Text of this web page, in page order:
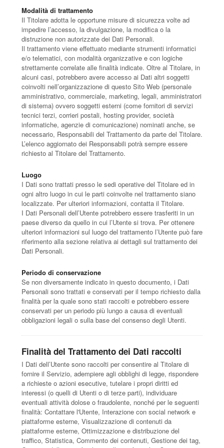
Modalità di trattamento
Il Titolare adotta le opportune misure di sicurezza volte ad
impedire l’accesso, la divulgazione, la modifica o la
distruzione non autorizzate dei Dati Personali.
Il trattamento viene effettuato mediante strumenti informatici
e/o telematici, con modalità organizzative e con logiche
strettamente correlate alle finalità indicate. Oltre al Titolare, in
alcuni casi, potrebbero avere accesso ai Dati altri soggetti
coinvolti nell’organizzazione di questo Sito Web (personale
amministrativo, commerciale, marketing, legali, amministratori
di sistema) ovvero soggetti esterni (come fornitori di servizi
tecnici terzi, corrieri postali, hosting provider, società
informatiche, agenzie di comunicazione) nominati anche, se
necessario, Responsabili del Trattamento da parte del Titolare.
L’elenco aggiornato dei Responsabili potrà sempre essere
richiesto al Titolare del Trattamento.
Luogo
I Dati sono trattati presso le sedi operative del Titolare ed in
ogni altro luogo in cui le parti coinvolte nel trattamento siano
localizzate. Per ulteriori informazioni, contatta il Titolare.
I Dati Personali dell’Utente potrebbero essere trasferiti in un
paese diverso da quello in cui l’Utente si trova. Per ottenere
ulteriori informazioni sul luogo del trattamento l’Utente può fare
riferimento alla sezione relativa ai dettagli sul trattamento dei
Dati Personali.
Periodo di conservazione
Se non diversamente indicato in questo documento, i Dati
Personali sono trattati e conservati per il tempo richiesto dalla
finalità per la quale sono stati raccolti e potrebbero essere
conservati per un periodo più lungo a causa di eventuali
obbligazioni legali o sulla base del consenso degli Utenti.
Finalità del Trattamento dei Dati raccolti
I Dati dell’Utente sono raccolti per consentire al Titolare di
fornire il Servizio, adempiere agli obblighi di legge, rispondere
a richieste o azioni esecutive, tutelare i propri diritti ed
interessi (o quelli di Utenti o di terze parti), individuare
eventuali attività dolose o fraudolente, nonché per le seguenti
finalità: Contattare l'Utente, Interazione con social network e
piattaforme esterne, Visualizzazione di contenuti da
piattaforme esterne, Ottimizzazione e distribuzione del
traffico, Statistica, Commento dei contenuti, Gestione dei tag,